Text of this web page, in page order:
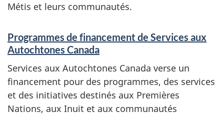
Métis et leurs communautés.
S
e
r
v
Programmes de financement de Services aux
Autochtones Canada
Services aux Autochtones Canada verse un
financement pour des programmes, des services
et des initiatives destinés aux Premières
Nations, aux Inuit et aux communautés